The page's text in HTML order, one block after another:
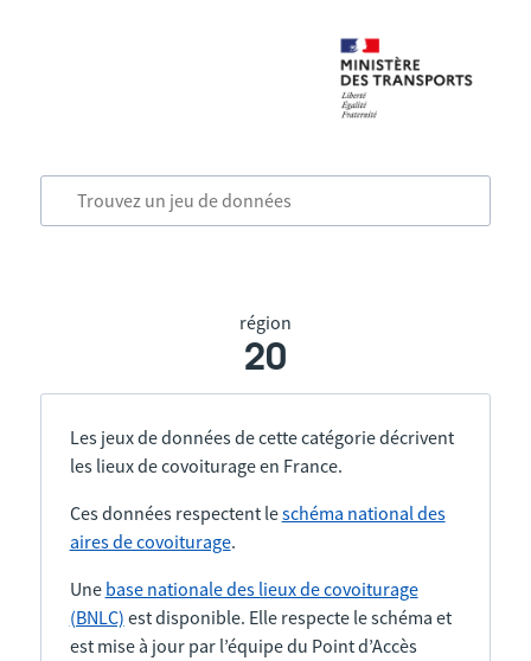
région
20
Les jeux de données de cette catégorie décrivent
les lieux de covoiturage en France.
Ces données respectent leschéma national des
aires de covoiturage.
Une base nationale des lieux de covoiturage
(BNLC) est disponible. Elle respecte le schéma et
est mise à jour par l’équipe du Point d’Accès